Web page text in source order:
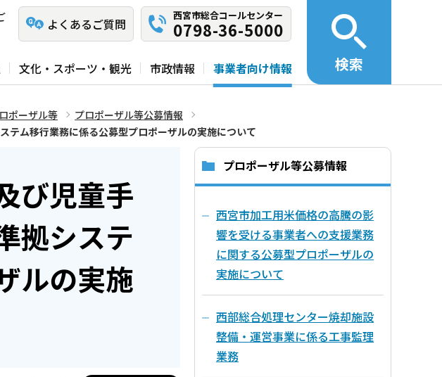
よくあるご質問
西宮市総合コールセンター
0798-36-5000
文化・スポーツ・観光 市政情報 事業者向け情報 検索
ポーザル等
プロポーザル等公募情報
テム移行業務に係る公募型プロポーザルの実施について
び児童手
拠システ
ルの実施
プロポーザル等公募情報
西宮市加工用米価格の高騰の影
響を受ける事業者への支援業務
に関する公募型プロポーザルの
実施について
西部総合処理センター焼却施設
整備・運営事業に係る工事監理
業務